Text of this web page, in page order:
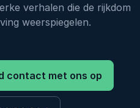
verhalen die de rijkdom
weerspiegelen.
contact met ons op